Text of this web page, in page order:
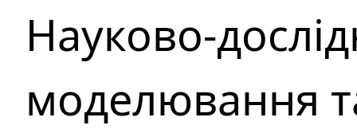
Науково-
моделювання